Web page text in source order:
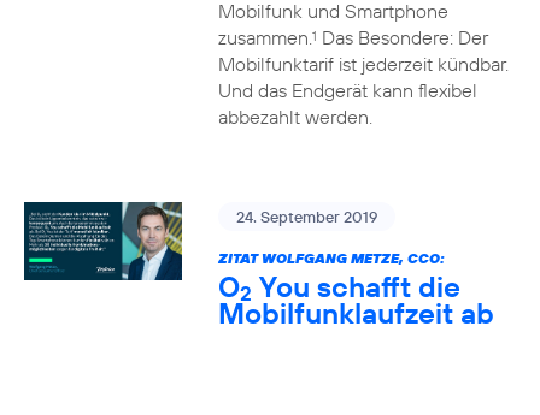
Mobilfunk und Smartphone
zusammen.1 Das Besondere: Der
Mobilfunktarif ist jederzeit kündbar.
Und das Endgerät kann flexibel
abbezahlt werden.
24. September 2019
ZITAT WOLFGANG METZE, CCO:
O2 You schafft die
Mobilfunklaufzeit ab